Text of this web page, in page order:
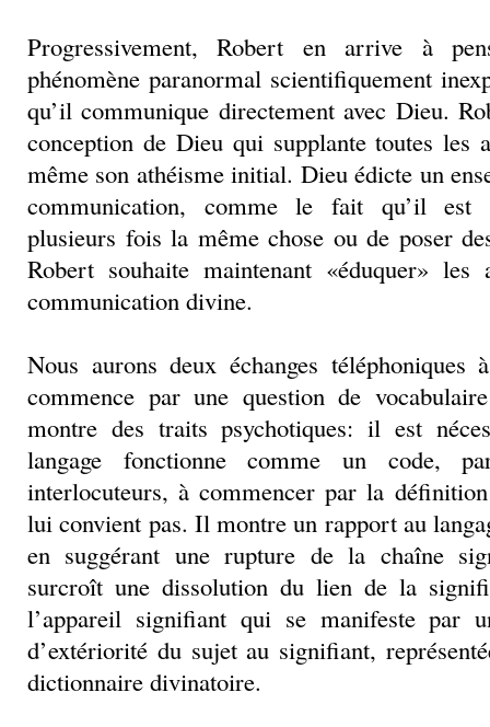
Progressivement, Robert en arrive à
phénomène paranormal scientifiquement
qu’il communique directement avec Dieu.
conception de Dieu qui supplante toutes les
même son athéisme initial. Dieu édicte un
communication, comme le fait qu’il est
plusieurs fois la même chose ou de poser
Robert souhaite maintenant «éduquer» les
communication divine.
Nous aurons deux échanges téléphoniques
commence par une question de
montre des traits psychotiques: il est
langage fonctionne comme un code,
interlocuteurs, à commencer par la
lui convient pas. Il montre un rapport au
en suggérant une rupture de la chaîne
surcroît une dissolution du lien de la
l’appareil signifiant qui se manifeste par
d’extériorité du sujet au signifiant,
dictionnaire divinatoire.